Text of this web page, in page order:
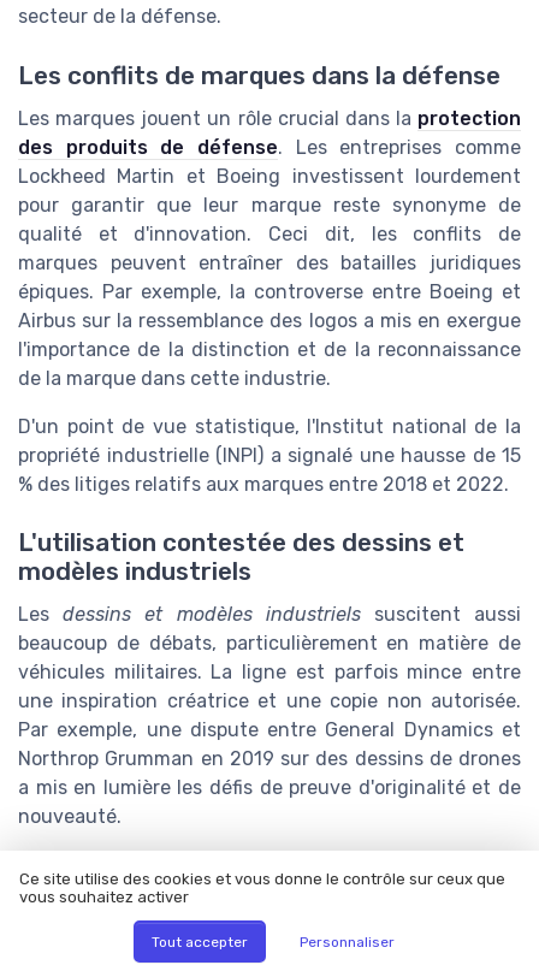
secteur de la défense.
Les conflits de marques dans la défense
Les marques jouent un rôle crucial dans la protection
des produits de défense. Les entreprises comme
Lockheed Martin et Boeing investissent lourdement
pour garantir que leur marque reste synonyme de
qualité et d'innovation. Ceci dit, les conflits de
marques peuvent entraîner des batailles juridiques
épiques. Par exemple, la controverse entre Boeing et
Airbus sur la ressemblance des logos a mis en exergue
l'importance de la distinction et de la reconnaissance
de la marque dans cette industrie.
D'un point de vue statistique, l'Institut national de la
propriété industrielle (INPI) a signalé une hausse de 15
% des litiges relatifs aux marques entre 2018 et 2022.
L'utilisation contestée des dessins et
modèles industriels
Lesdessins et modèles industrielssuscitent aussi
beaucoup de débats, particulièrement en matière de
véhicules militaires. La ligne est parfois mince entre
une inspiration créatrice et une copie non autorisée.
Par exemple, une dispute entre General Dynamics et
Northrop Grumman en 2019 sur des dessins de drones
a mis en lumière les défis de preuve d'originalité et de
nouveauté.
mutuellement de violation de leurs
droits de propriété
intellectuelle. Selon un rapport de l'Organisation
mondiale de la propriété intellectuelle (OMPI), près de
Ce site utilise des cookies et vous donne le contrôle sur ceux que
vous souhaitez activer
Tout accepter Personnaliser